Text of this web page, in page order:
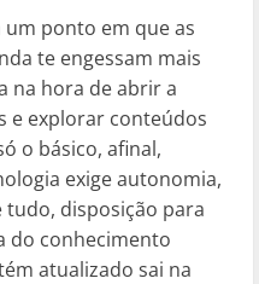
um ponto em que as
te engessam mais
na hora de abrir a
e explorar conteúdos
o básico, afinal,
exige autonomia,
tudo, disposição para
do conhecimento
atualizado sai na